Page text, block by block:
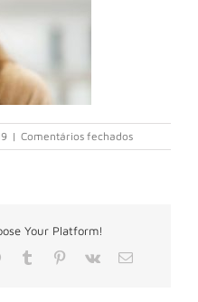
| Comentários fechadosem
Frau_milch
Your Platform!
WhatsApp
Tumblr Pinterest
Vk
Email